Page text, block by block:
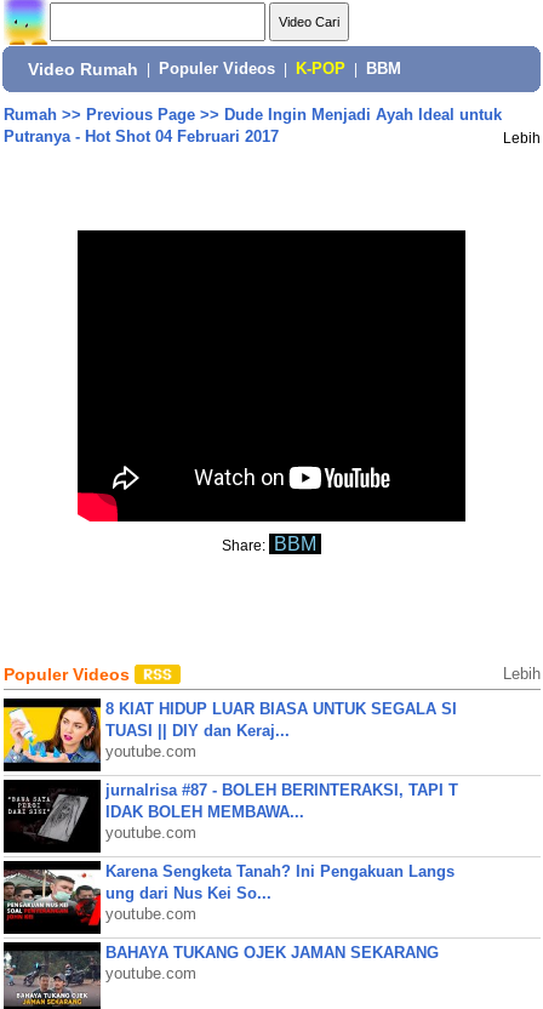
Video Rumah Populer Videos K-POP BBM
Rumah>> Previous Page>> Dude Ingin Menjadi Ayah Ideal untuk
Putranya - Hot Shot 04 Februari 2017
Lebih
Share: BBM
Populer Videos Lebih
8 KIAT HIDUP LUAR BIASA UNTUK SEGALA SI
TUASI || DIY dan Keraj...
youtube.com
jurnalrisa #87 - BOLEH BERINTERAKSI, TAPI T
IDAK BOLEH MEMBAWA...
youtube.com
Karena Sengketa Tanah? Ini Pengakuan Langs
ung dari Nus Kei So...
youtube.com
BAHAYA TUKANG OJEK JAMAN SEKARANG
youtube.com